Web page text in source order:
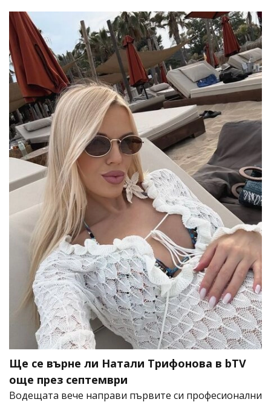
Ще се върне ли Натали Трифонова в bTV
още през септември
Водещата вече направи първите си професионални